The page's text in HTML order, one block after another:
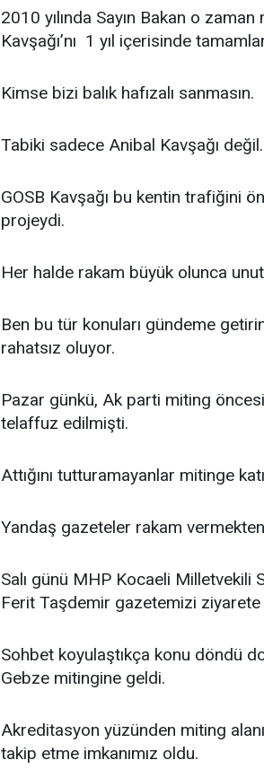
2010 yılında Sayın Bakan o
Kavşağı’nı 1 yıl içerisinde
Kimse bizi balık hafızalı sanmasın.
Tabiki sadece Anibal Kavşağı değil.
GOSB Kavşağı bu kentin trafiğini
projeydi.
Her halde rakam büyük olunca
Ben bu tür konuları gündeme
rahatsız oluyor.
Pazar günkü, Ak parti miting öncesi
telaffuz edilmişti.
Attığını tutturamayanlar mitinge
Yandaş gazeteler rakam vermekten
Salı günü MHP Kocaeli Milletvekili
Ferit Taşdemir gazetemizi ziyarete
Sohbet koyulaştıkça konu döndü
Gebze mitingine geldi.
Akreditasyon yüzünden miting
takip etme imkanımız oldu.